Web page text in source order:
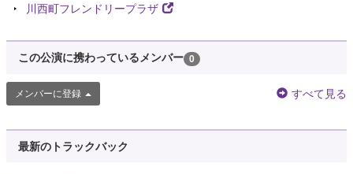
川西町フレンドリープラザ
この公演に携わっているメンバー 0
メンバーに登録 すべて見る
最新のトラックバック